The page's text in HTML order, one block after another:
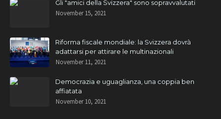
Gli "amici della Svizzera" sono sopravvalutati
November 15, 2021
Riforma fiscale mondiale: la Svizzera dovrà
adattarsi per attirare le multinazionali
November 11, 2021
Democrazia e uguaglianza, una coppia ben
affiatata
November 10, 2021